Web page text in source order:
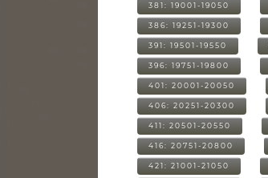
381: 19001-19050
386: 19251-19300
391: 19501-19550
396: 19751-19800
401: 20001-20050
406: 20251-20300
411: 20501-20550
416: 20751-20800
421: 21001-21050